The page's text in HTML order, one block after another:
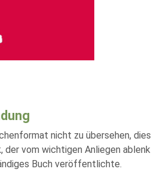
nicht zu übersehen,
der vom wichtigen Anliegen
Buch veröffentlichte.